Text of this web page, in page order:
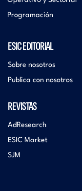
Programación
ESIC EDITORIAL
Sobre nosotros
Publica con nosotros
REVISTAS
AdResearch
ESIC Market
SJM